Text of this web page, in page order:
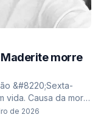
morre
&#8220;Sexta-
vida. Causa da morte
de 2026